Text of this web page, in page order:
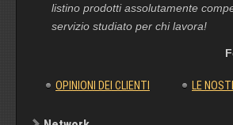
listino prodotti assolutamente
servizio studiato per chi lavora!
OPINIONI DEI CLIENTI LE